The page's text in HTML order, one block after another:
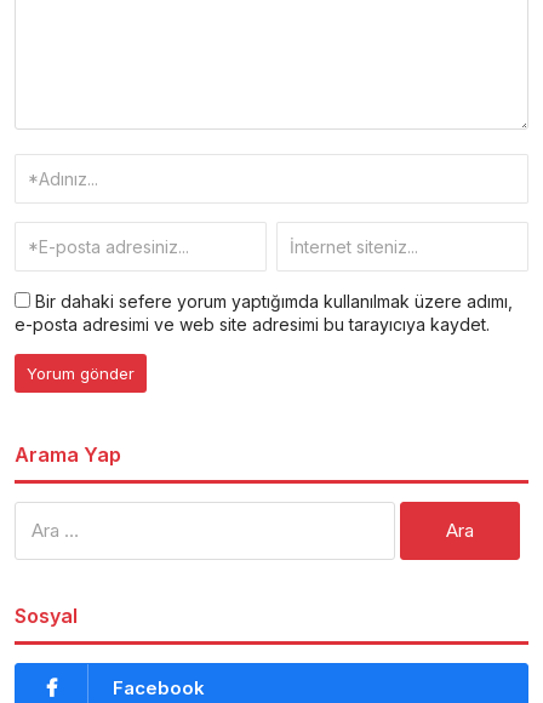
Bir dahaki sefere yorum yaptığımda kullanılmak üzere adımı,
e-posta adresimi ve web site adresimi bu tarayıcıya kaydet.
Arama Yap
Sosyal
Facebook